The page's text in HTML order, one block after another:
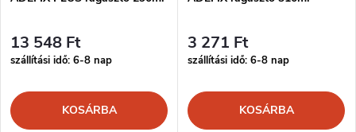
13 548 Ft
szállítási idő: 6-8 nap
KOSÁRBA
3 271 Ft
szállítási idő: 6-8 nap
KOSÁRBA